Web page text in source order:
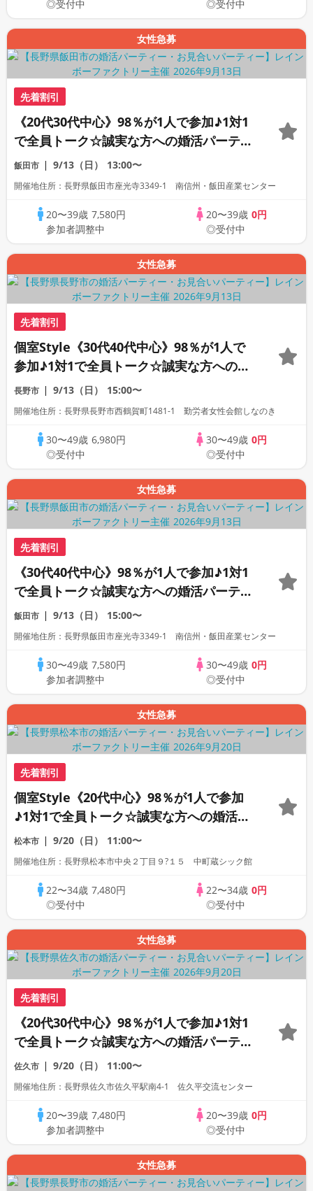
◎受付中 ◎受付中
女性急募
先着割引
《20代30代中心》98％が1人で参加♪1対1
で全員トーク☆誠実な方への婚活パーティ
ー
飯田市 9/13（日） 13:00〜
開催地住所：長野県飯田市座光寺3349-1 南信州・飯田産業センター
20〜39歳 7,580円
参加者調整中
20〜39歳 0円
◎受付中
女性急募
先着割引
個室Style《30代40代中心》98％が1人で
参加♪1対1で全員トーク☆誠実な方への婚
活パーティー
長野市 9/13（日） 15:00〜
開催地住所：長野県長野市西鶴賀町1481-1 勤労者女性会館しなのき
30〜49歳 6,980円
◎受付中
30〜49歳 0円
◎受付中
女性急募
先着割引
《30代40代中心》98％が1人で参加♪1対1
で全員トーク☆誠実な方への婚活パーティ
ー
飯田市 9/13（日） 15:00〜
開催地住所：長野県飯田市座光寺3349-1 南信州・飯田産業センター
30〜49歳 7,580円
参加者調整中
30〜49歳 0円
◎受付中
女性急募
先着割引
個室Style《20代中心》98％が1人で参加
♪1対1で全員トーク☆誠実な方への婚活パ
ーティー
松本市 9/20（日） 11:00〜
開催地住所：長野県松本市中央２丁目９?１５ 中町蔵シック館
22〜34歳 7,480円
◎受付中
22〜34歳 0円
◎受付中
女性急募
先着割引
《20代30代中心》98％が1人で参加♪1対1
で全員トーク☆誠実な方への婚活パーティ
ー
佐久市 9/20（日） 11:00〜
開催地住所：長野県佐久市佐久平駅南4-1 佐久平交流センター
20〜39歳 7,480円
参加者調整中
20〜39歳 0円
◎受付中
女性急募